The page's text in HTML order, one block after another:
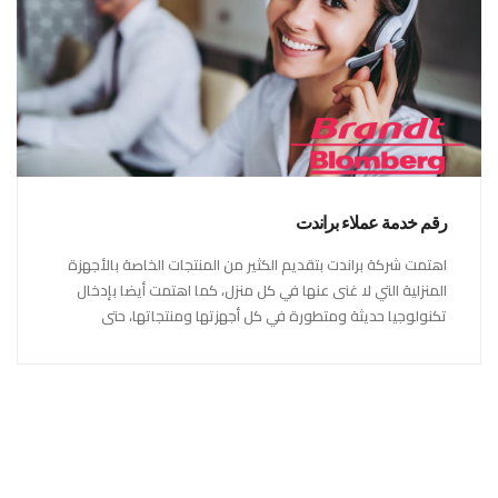
رقم خدمة عملاء براندت
اهتمت شركة براندت بتقديم الكثير من المنتجات الخاصة بالأجهزة
المنزلية التي لا غنى عنها في كل منزل، كما اهتمت أيضا بإدخال
تكنولوجيا حديثة ومتطورة في كل أجهزتها ومنتجاتها، حتى